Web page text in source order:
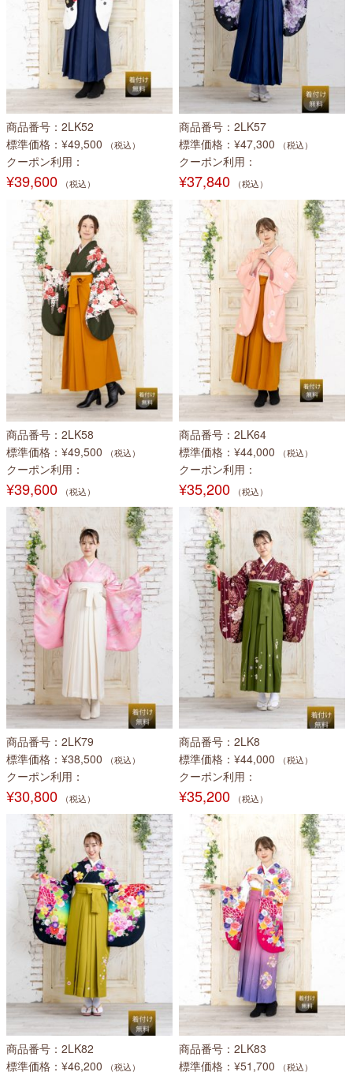
商品番号
2LK52
標準価格
¥49,500 （税込）
クーポン利用
¥39,600 （税込）
商品番号
2LK57
標準価格
¥47,300 （税込）
クーポン利用
¥37,840 （税込）
商品番号
2LK58
標準価格
¥49,500 （税込）
クーポン利用
¥39,600 （税込）
商品番号
2LK64
標準価格
¥44,000 （税込）
クーポン利用
¥35,200 （税込）
商品番号
2LK79
標準価格
¥38,500 （税込）
クーポン利用
¥30,800 （税込）
商品番号
2LK8
標準価格
¥44,000 （税込）
クーポン利用
¥35,200 （税込）
商品番号
2LK82
標準価格
¥46,200 （税込）
商品番号
2LK83
標準価格
¥51,700 （税込）